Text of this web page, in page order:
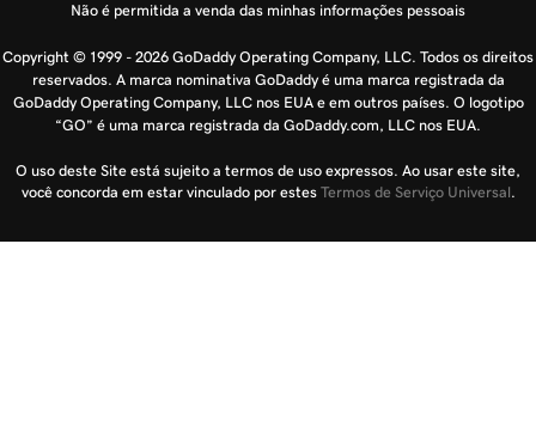
Não é permitida a venda das minhas informações pessoais
Copyright © 1999 - 2026 GoDaddy Operating Company, LLC. Todos os direitos
reservados. A marca nominativa GoDaddy é uma marca registrada da
GoDaddy Operating Company, LLC nos EUA e em outros países. O logotipo
“GO” é uma marca registrada da GoDaddy.com, LLC nos EUA.
O uso deste Site está sujeito a termos de uso expressos. Ao usar este site,
você concorda em estar vinculado por estes Termos de Serviço Universal.